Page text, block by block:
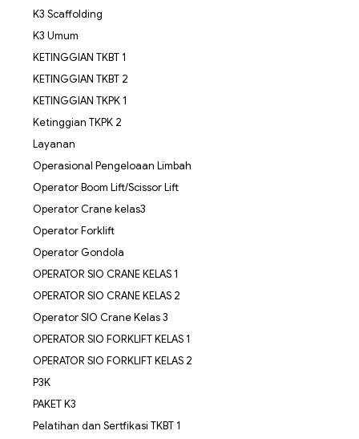
K3 Scaffolding
K3 Umum
KETINGGIAN TKBT 1
KETINGGIAN TKBT 2
KETINGGIAN TKPK 1
Ketinggian TKPK 2
Layanan
Operasional Pengeloaan Limbah
Operator Boom Lift/Scissor Lift
Operator Crane kelas3
Operator Forklift
Operator Gondola
OPERATOR SIO CRANE KELAS 1
OPERATOR SIO CRANE KELAS 2
Operator SIO Crane Kelas 3
OPERATOR SIO FORKLIFT KELAS 1
OPERATOR SIO FORKLIFT KELAS 2
P3K
PAKET K3
Pelatihan dan Sertfikasi TKBT 1